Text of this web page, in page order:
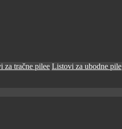
za tračne pilee Listovi za ubodne pile